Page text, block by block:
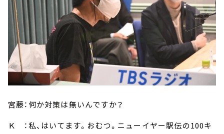
宮藤：何か対策は無いんですか？
Ｋ ：私、はいてます。おむつ。ニューイヤー駅伝の100キ